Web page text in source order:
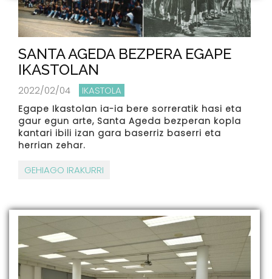
SANTA AGEDA BEZPERA EGAPE
IKASTOLAN
2022/02/04 IKASTOLA
Egape Ikastolan ia-ia bere sorreratik hasi eta
gaur egun arte, Santa Ageda bezperan kopla
kantari ibili izan gara baserriz baserri eta
herrian zehar.
GEHIAGO IRAKURRI